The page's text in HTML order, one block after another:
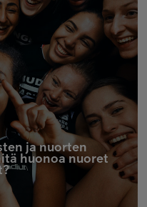
ja nuorten
huonoa nuoret